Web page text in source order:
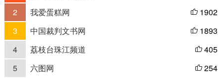
2
我爱蛋糕网  1902
3
中国裁判文书网  1893
4
荔枝台珠江频道  405
5
六图网  254